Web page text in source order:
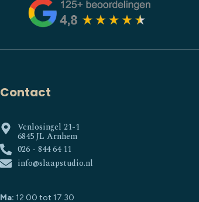
Contact
Venlosingel 21-1
6845 JL Arnhem
026 - 844 64 11
info@slaapstudio.nl
Ma: 12.00 tot 17.30